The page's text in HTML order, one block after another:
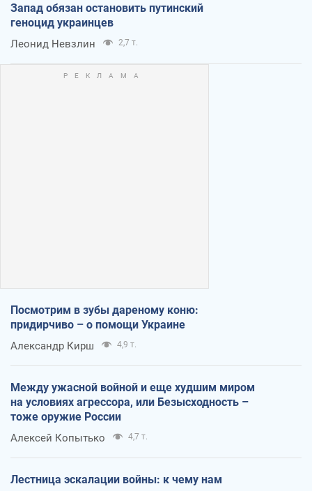
Запад обязан остановить путинский
геноцид украинцев
Леонид Невзлин 2,7 т.
Посмотрим в зубы дареному коню:
придирчиво – о помощи Украине
Александр Кирш 4,9 т.
Между ужасной войной и еще худшим миром
на условиях агрессора, или Безысходность –
тоже оружие России
Алексей Копытько 4,7 т.
Лестница эскалации войны: к чему нам